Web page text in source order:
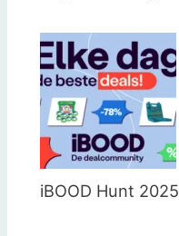
iBOOD Hunt 2025